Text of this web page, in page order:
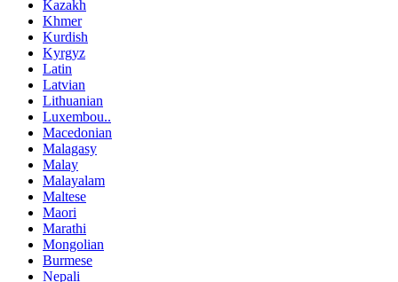
Kazakh
Khmer
Kurdish
Kyrgyz
Latin
Latvian
Lithuanian
Luxembou..
Macedonian
Malagasy
Malay
Malayalam
Maltese
Maori
Marathi
Mongolian
Burmese
Nepali